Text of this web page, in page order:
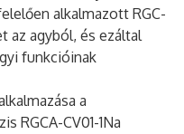
alkalmazott RGC-
az agyból, és ezáltal
funkcióinak
a
RGCA-CV01-1Na